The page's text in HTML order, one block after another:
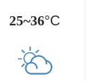
25~36°C